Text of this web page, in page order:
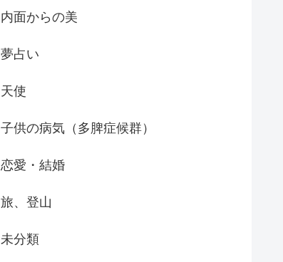
内面からの美
夢占い
天使
子供の病気（多脾症候群）
恋愛・結婚
旅、登山
未分類